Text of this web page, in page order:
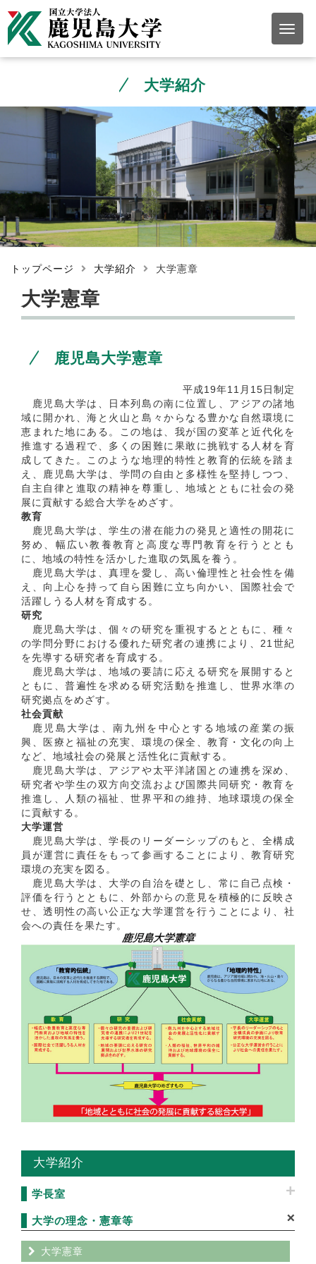
大学紹介
トップページ 大学紹介 大学憲章
大学憲章
鹿児島大学憲章
平成19年11月15日制定
鹿児島大学は、日本列島の南に位置し、アジアの諸地
域に開かれ、海と火山と島々からなる豊かな自然環境に
恵まれた地にある。この地は、我が国の変革と近代化を
推進する過程で、多くの困難に果敢に挑戦する人材を育
成してきた。このような地理的特性と教育的伝統を踏ま
え、鹿児島大学は、学問の自由と多様性を堅持しつつ、
自主自律と進取の精神を尊重し、地域とともに社会の発
展に貢献する総合大学をめざす。
教育
鹿児島大学は、学生の潜在能力の発見と適性の開花に
努め、幅広い教養教育と高度な専門教育を行うととも
に、地域の特性を活かした進取の気風を養う。
鹿児島大学は、真理を愛し、高い倫理性と社会性を備
え、向上心を持って自ら困難に立ち向かい、国際社会で
活躍しうる人材を育成する。
研究
鹿児島大学は、個々の研究を重視するとともに、種々
の学問分野における優れた研究者の連携により、21世紀
を先導する研究者を育成する。
鹿児島大学は、地域の要請に応える研究を展開すると
ともに、普遍性を求める研究活動を推進し、世界水準の
研究拠点をめざす。
社会貢献
鹿児島大学は、南九州を中心とする地域の産業の振
興、医療と福祉の充実、環境の保全、教育・文化の向上
など、地域社会の発展と活性化に貢献する。
鹿児島大学は、アジアや太平洋諸国との連携を深め、
研究者や学生の双方向交流および国際共同研究・教育を
推進し、人類の福祉、世界平和の維持、地球環境の保全
に貢献する。
大学運営
鹿児島大学は、学長のリーダーシップのもと、全構成
員が運営に責任をもって参画することにより、教育研究
環境の充実を図る。
鹿児島大学は、大学の自治を礎とし、常に自己点検・
評価を行うとともに、外部からの意見を積極的に反映さ
せ、透明性の高い公正な大学運営を行うことにより、社
会への責任を果たす。
大学紹介
学長室
大学の理念・憲章等
大学憲章